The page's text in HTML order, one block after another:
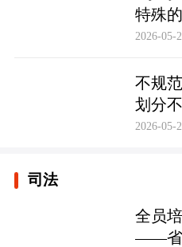
特殊
解……
2026-05-
不规
划分
争纷
2026-05-
司法
全员
——省